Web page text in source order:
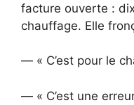
facture ouverte :
chauffage. Elle
— « C’est pour le
— « C’est une